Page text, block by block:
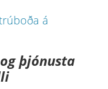
þjónusta